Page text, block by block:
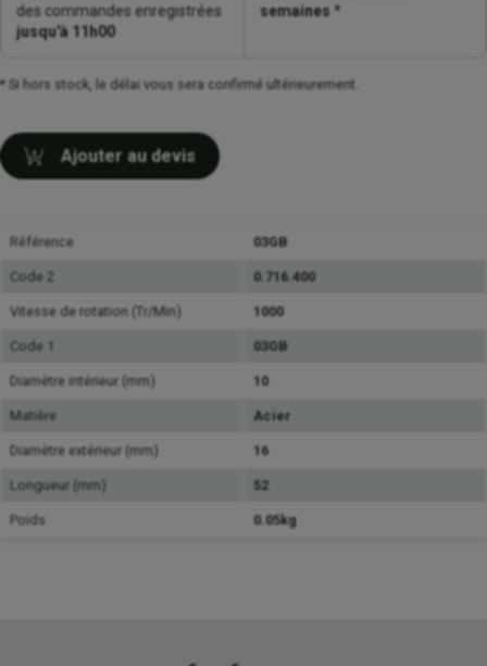
des commandes enregistrées
jusqu'à 11h00
semaines *
* Si hors stock, le délai vous sera confirmé ultérieurement.
Ajouter au devis
Référence 03GB
Code 2 0.716.400
Vitesse de rotation (Tr/Min) 1000
Code 1 03GB
Diamètre intérieur (mm) 10
Matière Acier
Diamètre extérieur (mm) 16
Longueur (mm) 52
Poids 0.05kg